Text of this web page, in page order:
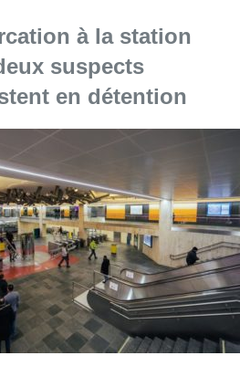
à la station
suspects
en détention